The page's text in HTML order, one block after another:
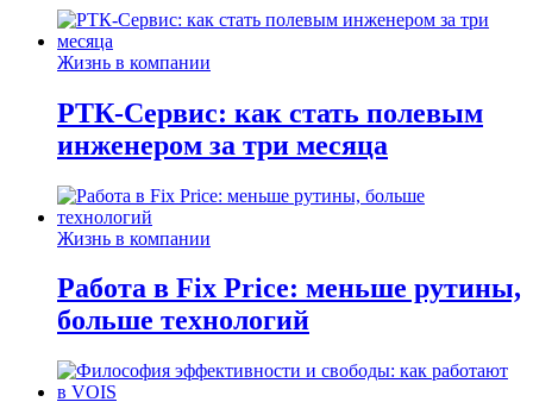
Жизнь в компании
РТК-Сервис: как стать полевым
инженером за три месяца
Жизнь в компании
Работа в Fix Price: меньше рутины,
больше технологий